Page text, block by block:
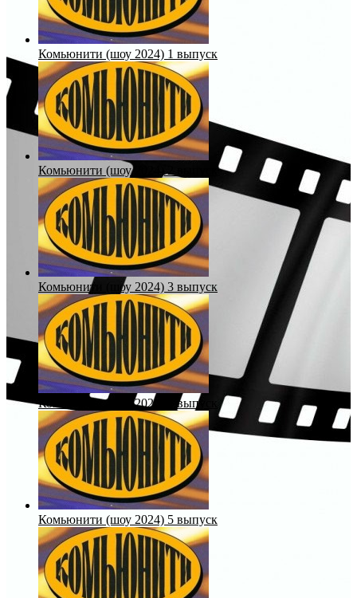
Комьюнити (шоу 2024) 1 выпуск
Комьюнити (шоу 2024) 2 выпуск
Комьюнити (шоу 2024) 3 выпуск
Комьюнити (шоу 2024) 4 выпуск
Комьюнити (шоу 2024) 5 выпуск